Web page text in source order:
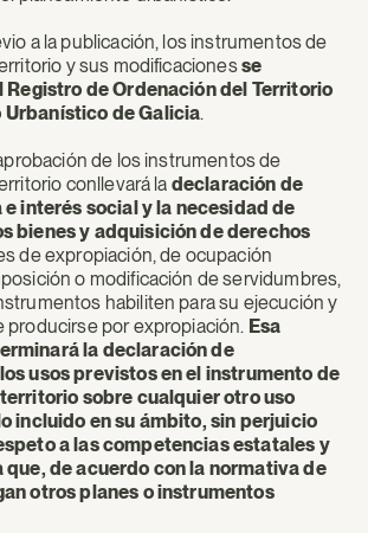
a la publicación, los instrumentos de
y sus modificacionesse
Registro de Ordenación del Territorio
de Galicia.
de los instrumentos de
conllevará la declaración de
interés social y la necesidad de
bienes y adquisición de derechos
de expropiación, de ocupación
o modificación de servidumbres,
habiliten para su ejecución y
producirse por expropiación. Esa
la declaración de
usos previstos en el instrumento de
sobre cualquier otro uso
incluido en su ámbito, sin perjuicio
a las competencias estatales y
que, de acuerdo con la normativa de
otros planes o instrumentos